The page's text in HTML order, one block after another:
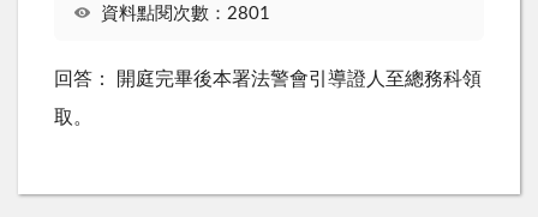
資料點閱次數：2801
回答： 開庭完畢後本署法警會引導證人至總務科領
取。